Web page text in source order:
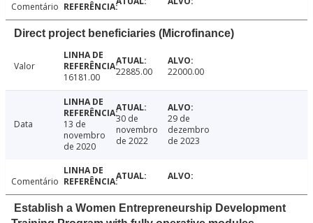
Comentário
Direct project beneficiaries (Microfinance)
Valor
16181.00
22885.00 22000.00
Data
13 de
novembro
de 2020
30 de
novembro
de 2022
29 de
dezembro
de 2023
Comentário
Establish a Women Entrepreneurship Development